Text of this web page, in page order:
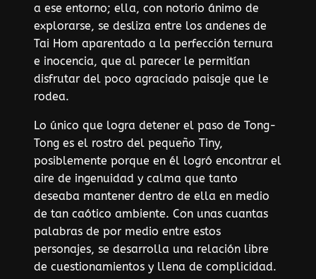
a ese entorno; ella, con notorio ánimo de
explorarse, se desliza entre los andenes de
Tai Hom aparentado a la perfección ternura
e inocencia, que al parecer le permitían
disfrutar del poco agraciado paisaje que le
rodea.
Lo único que logra detener el paso de Tong-
Tong es el rostro del pequeño Tiny,
posiblemente porque en él logró encontrar el
aire de ingenuidad y calma que tanto
deseaba mantener dentro de ella en medio
de tan caótico ambiente. Con unas cuantas
palabras de por medio entre estos
personajes, se desarrolla una relación libre
de cuestionamientos y llena de complicidad.